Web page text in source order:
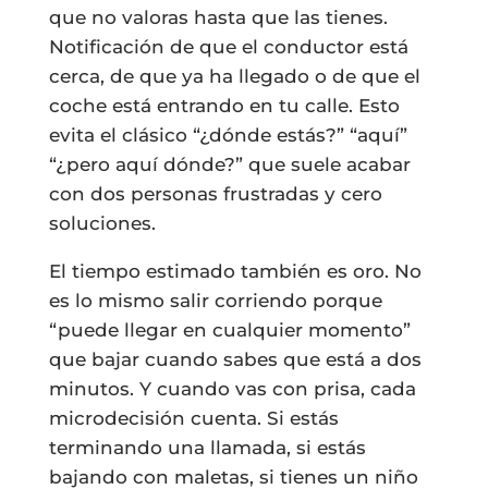
que no valoras hasta que las tienes.
Notificación de que el conductor está
cerca, de que ya ha llegado o de que el
coche está entrando en tu calle. Esto
evita el clásico “¿dónde estás?” “aquí”
“¿pero aquí dónde?” que suele acabar
con dos personas frustradas y cero
soluciones.
El tiempo estimado también es oro. No
es lo mismo salir corriendo porque
“puede llegar en cualquier momento”
que bajar cuando sabes que está a dos
minutos. Y cuando vas con prisa, cada
microdecisión cuenta. Si estás
terminando una llamada, si estás
bajando con maletas, si tienes un niño